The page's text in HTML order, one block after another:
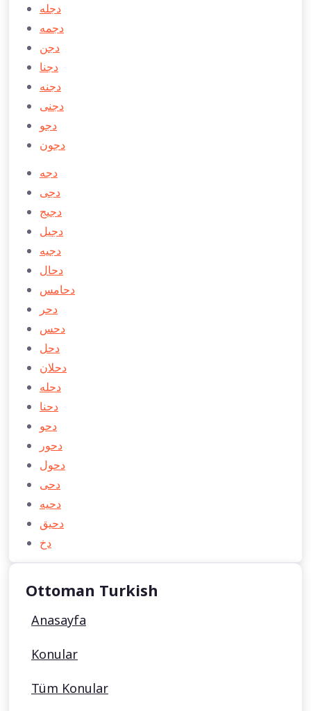
دجله
دجمه
دجن
دجنا
دجنه
دجنی
دجو
دجون
دجه
دجی
دجیج
دجیل
دجیه
دحال
دحامس
دحر
دحس
دحل
دحلان
دحله
دحنا
دحو
دحور
دحول
دحی
دحيه
دحيق
دخ
Ottoman Turkish
Anasayfa
Konular
Tüm Konular